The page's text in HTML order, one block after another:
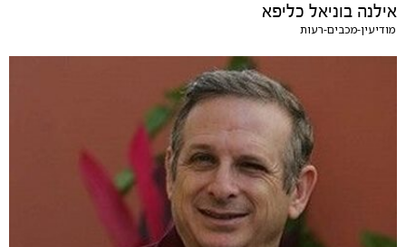
אילנה בוניאל כליפא
מודיעין-מכבים-רעות